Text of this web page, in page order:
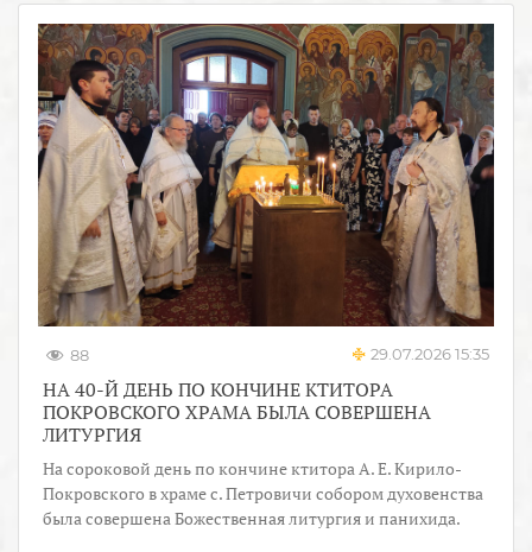
88 29.07.2026 15:35
НА 40-Й ДЕНЬ ПО КОНЧИНЕ КТИТОРА
ПОКРОВСКОГО ХРАМА БЫЛА СОВЕРШЕНА
ЛИТУРГИЯ
На сороковой день по кончине ктитора А. Е. Кирило-
Покровского в храме с. Петровичи собором духовенства
была совершена Божественная литургия и панихида.